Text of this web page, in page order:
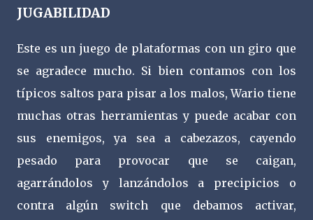
JUGABILIDAD
Este es un juego de plataformas con un giro que
se agradece mucho. Si bien contamos con los
típicos saltos para pisar a los malos, Wario tiene
muchas otras herramientas y puede acabar con
sus enemigos, ya sea a cabezazos, cayendo
pesado para provocar que se caigan,
agarrándolos y lanzándolos a precipicios o
contra algún switch que debamos activar,